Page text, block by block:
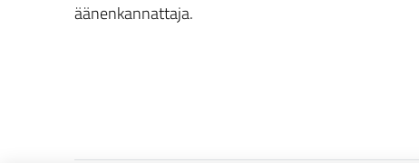
äänenkannattaja.